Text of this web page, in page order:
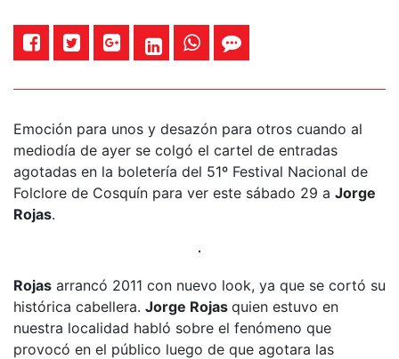
Emoción para unos y desazón para otros cuando al
mediodía de ayer se colgó el cartel de entradas
agotadas en la boletería del 51º Festival Nacional de
Folclore de Cosquín para ver este sábado 29 a Jorge
Rojas.
Rojas arrancó 2011 con nuevo look, ya que se cortó su
histórica cabellera. Jorge Rojas quien estuvo en
nuestra localidad habló sobre el fenómeno que
provocó en el público luego de que agotara las